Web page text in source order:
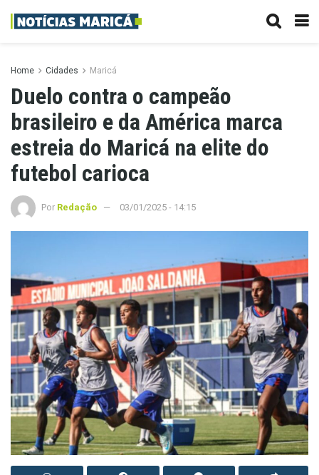
Home Cidades Maricá
Duelo contra o campeão
brasileiro e da América marca
estreia do Maricá na elite do
futebol carioca
Por Redação 03/01/2025 - 14:15